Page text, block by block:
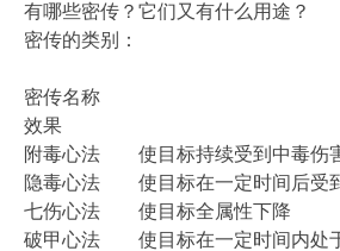
有哪些密传？它们又有什么用途？
密传的类别：
密传名称
效果
附毒心法
使目标持续受到中毒伤
隐毒心法
使目标在一定时间后受
七伤心法
使目标全属性下降
破甲心法
使目标在一定时间内处